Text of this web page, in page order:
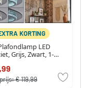
KORTING
LED
Grijs, Zwart, 1-
€ 119,99